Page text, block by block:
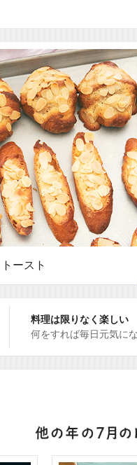
ースト
料理は限りなく楽しい
何をすれば毎日元気に